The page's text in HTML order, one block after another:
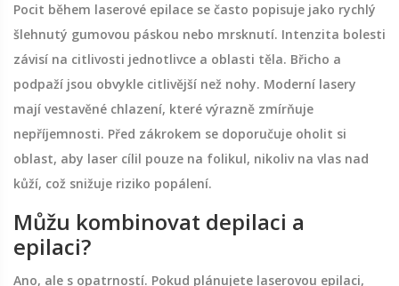
Pocit během laserové epilace se často popisuje jako rychlý
šlehnutý gumovou páskou nebo mrsknutí. Intenzita bolesti
závisí na citlivosti jednotlivce a oblasti těla. Břicho a
podpaží jsou obvykle citlivější než nohy. Moderní lasery
mají vestavěné chlazení, které výrazně zmírňuje
nepříjemnosti. Před zákrokem se doporučuje oholit si
oblast, aby laser cílil pouze na folikul, nikoliv na vlas nad
kůží, což snižuje riziko popálení.
Můžu kombinovat depilaci a
epilaci?
Ano, ale s opatrností. Pokud plánujete laserovou epilaci,